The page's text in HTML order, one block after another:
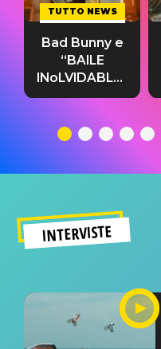
TUTTO NEWS
Bad Bunny e
“BAILE
INoLVIDABLE”:
testo,
significato
INTERVISTE